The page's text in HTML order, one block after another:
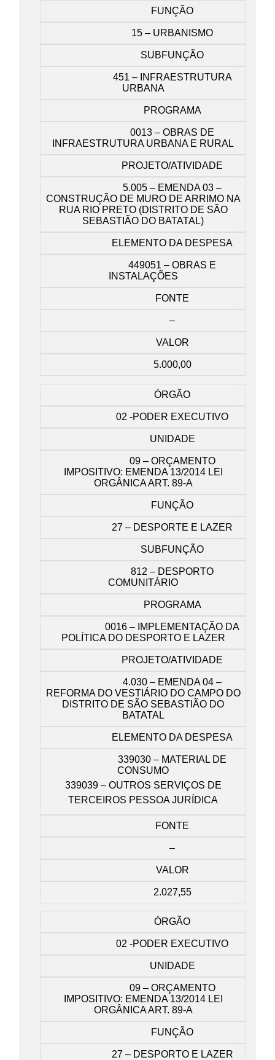
FUNÇÃO
15 – URBANISMO
SUBFUNÇÃO
451 – INFRAESTRUTURA
URBANA
PROGRAMA
0013 – OBRAS DE
INFRAESTRUTURA URBANA E RURAL
PROJETO/ATIVIDADE
5.005 – EMENDA 03 –
CONSTRUÇÃO DE MURO DE ARRIMO NA
RUA RIO PRETO (DISTRITO DE SÃO
SEBASTIÃO DO BATATAL)
ELEMENTO DA DESPESA
449051 – OBRAS E
INSTALAÇÕES
FONTE
–
VALOR
5.000,00
ÓRGÃO
02 -PODER EXECUTIVO
UNIDADE
09 – ORÇAMENTO
IMPOSITIVO: EMENDA 13/2014 LEI
ORGÂNICA ART. 89-A
FUNÇÃO
27 – DESPORTE E LAZER
SUBFUNÇÃO
812 – DESPORTO
COMUNITÁRIO
PROGRAMA
0016 – IMPLEMENTAÇÃO DA
POLÍTICA DO DESPORTO E LAZER
PROJETO/ATIVIDADE
4.030 – EMENDA 04 –
REFORMA DO VESTIÁRIO DO CAMPO DO
DISTRITO DE SÃO SEBASTIÃO DO
BATATAL
ELEMENTO DA DESPESA
339030 – MATERIAL DE
CONSUMO
339039 – OUTROS SERVIÇOS DE
TERCEIROS PESSOA JURÍDICA
FONTE
–
VALOR
2.027,55
ÓRGÃO
02 -PODER EXECUTIVO
UNIDADE
09 – ORÇAMENTO
IMPOSITIVO: EMENDA 13/2014 LEI
ORGÂNICA ART. 89-A
FUNÇÃO
27 – DESPORTO E LAZER